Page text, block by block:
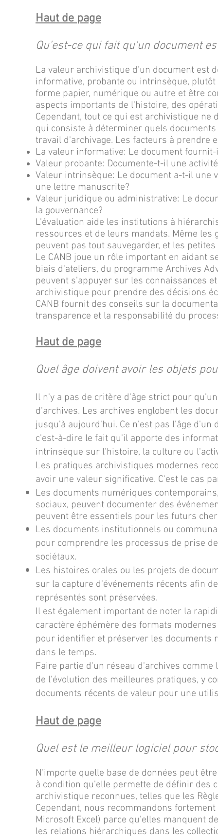
Haut de page
Qu'est-ce qui fait qu'un document
La valeur archivistique d'un document est
informative, probante ou intrinsèque,
forme papier, numérique ou autre et être
aspects importants de l'histoire, des
Cependant, tout ce qui est archivistique ne
qui consiste à déterminer quels
travail d'archivage. Les facteurs à prendre
La valeur informative: Le document
Valeur probante: Documente-t-il une
Valeur intrinsèque: Le document a-t-il une
une lettre manuscrite?
Valeur juridique ou administrative: Le
la gouvernance?
L'évaluation aide les institutions à
ressources et de leurs mandats. Même
peuvent pas tout sauvegarder, et les
Le CANB joue un rôle important en aidant
biais d'ateliers, du programme Archives
peuvent s'appuyer sur les connaissances
archivistique pour prendre des décisions
CANB fournit des conseils sur la
transparence et la responsabilité du
Haut de page
Quel âge doivent avoir les objets
Il n'y a pas de critère d'âge strict pour
d'archives. Les archives englobent les
jusqu'à aujourd'hui. Ce n'est pas l'âge
c'est-à-dire le fait qu'il apporte des
intrinsèque sur l'histoire, la culture ou
Les pratiques archivistiques modernes
avoir une valeur significative. C'est le cas
Les documents numériques
sociaux, peuvent documenter des
peuvent être essentiels pour les futurs
Les documents institutionnels ou
pour comprendre les processus de prise
sociétaux.
Les histoires orales ou les projets de
sur la capture d'événements récents afin
représentés sont préservées.
Il est également important de noter la
caractère éphémère des formats
pour identifier et préserver les documents
dans le temps.
Faire partie d'un réseau d'archives
de l'évolution des meilleures pratiques, y
documents récents de valeur pour une
Haut de page
Quel est le meilleur logiciel pour
N'importe quelle base de données peut
à condition qu'elle permette de définir des
archivistique reconnues, telles que les
Cependant, nous recommandons
Microsoft Excel) parce qu'elles manquent
les relations hiérarchiques dans les